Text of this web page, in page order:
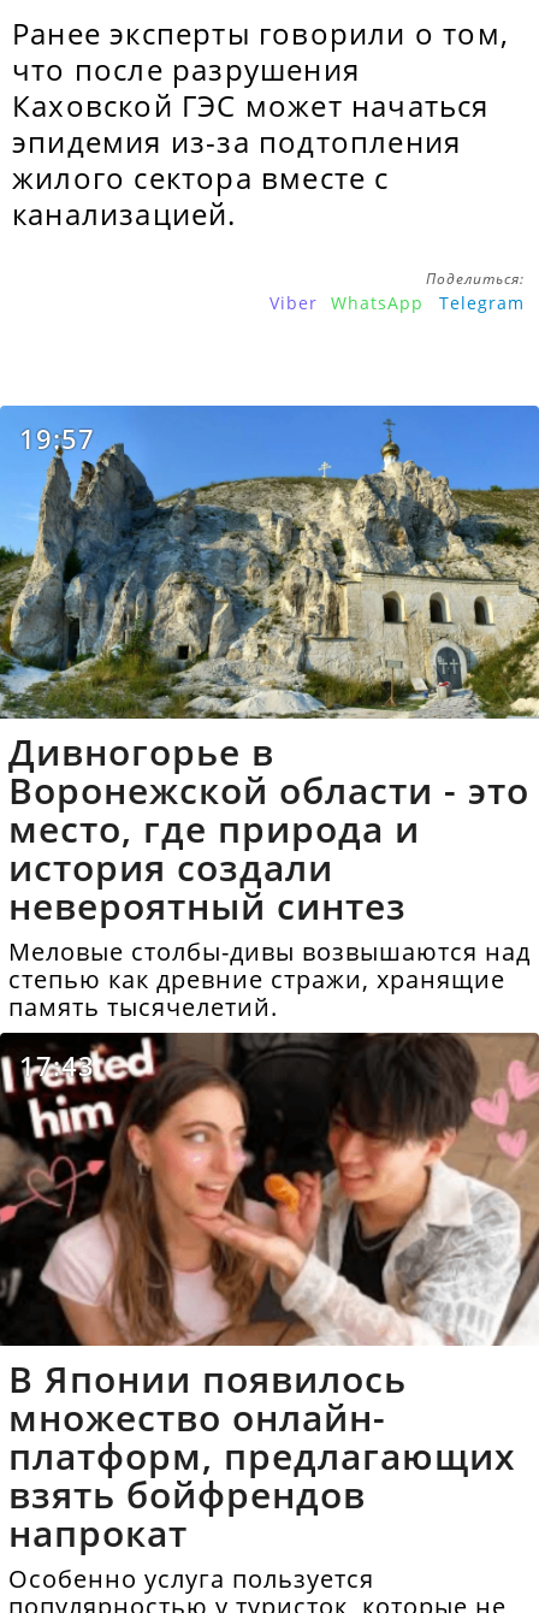
Ранее эксперты говорили о том,
что после разрушения
Каховской ГЭС может начаться
эпидемия из-за подтопления
жилого сектора вместе с
канализацией.
Поделиться:
Viber WhatsApp Telegram
19:57
Дивногорье в
Воронежской области - это
место, где природа и
история создали
невероятный синтез
Меловые столбы-дивы возвышаются над
степью как древние стражи, хранящие
память тысячелетий.
17:43
В Японии появилось
множество онлайн-
платформ, предлагающих
взять бойфрендов
напрокат
Особенно услуга пользуется
популярностью у туристок, которые не